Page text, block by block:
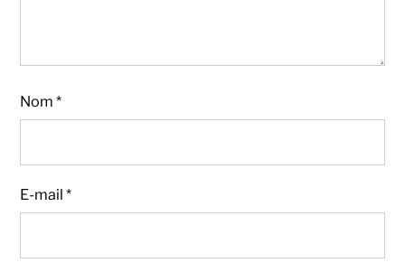
Nom*
E-mail*